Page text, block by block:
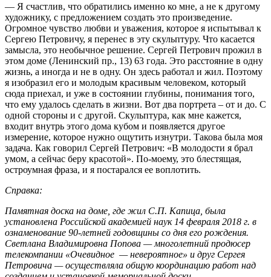
— Я счастлив, что обратились именно ко мне, а не к другому
художнику, с предложением создать это произведение.
Огромное чувство любви и уважения, которое я испытывал к
Сергею Петровичу, я перенес в эту скульптуру. Что касается
замысла, это необычное решение. Сергей Петрович прожил в
этом доме (Ленинский пр., 13) 63 года. Это расстояние в одну
жизнь, а иногда и не в одну. Он здесь работал и жил. Поэтому
я изобразил его и молодым красивым человеком, который
сюда приехал, и уже в состоянии глубины, понимания того,
что ему удалось сделать в жизни. Вот два портрета – от и до. С
одной стороны и с другой. Скульптура, как мне кажется,
входит внутрь этого дома кубом и появляется другое
измерение, которое нужно ощутить изнутри. Такова была моя
задача. Как говорил Сергей Петрович: «В молодости я брал
умом, а сейчас беру красотой». По-моему, это блестящая,
остроумная фраза, и я постарался ее воплотить.
Справка:
Памятная доска на доме, где жил С.П. Капица, была
установлена Российской академией наук 14 февраля 2018 г. в
ознаменование 90-летней годовщины со дня его рождения.
Светлана Владимировна Попова — многолетний продюсер
телекомпании «Очевидное — невероятное» и друг Сергея
Петровича — осуществляла общую координацию работ над